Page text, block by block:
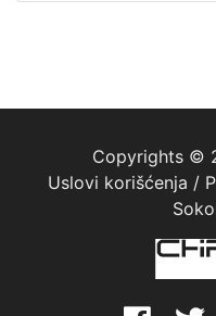
Copyrights ©
Uslovi korišćenja /